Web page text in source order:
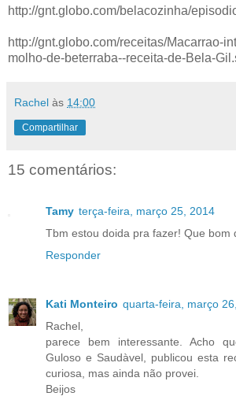
http://gnt.globo.com/belacozinha/
http://gnt.globo.com/receitas/Macarrao-
molho-de-beterraba--receita-de-Bela-
Rachel às 14:00
Compartilhar
15 comentários:
Tamy terça-feira, março 25, 2014
Tbm estou doida pra fazer! Que bom
Responder
Kati Monteiro quarta-feira, março
Rachel,
parece bem interessante. Acho
Guloso e Saudàvel, publicou esta
curiosa, mas ainda não provei.
Beijos